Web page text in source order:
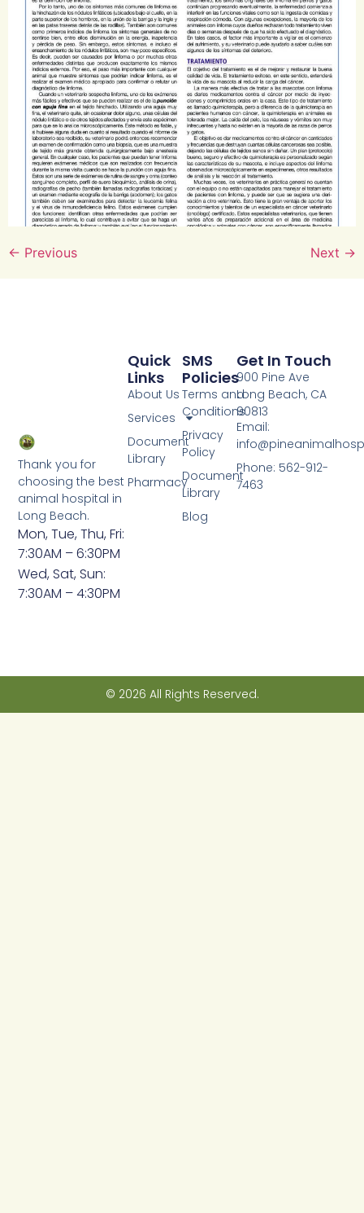
← Previous Next →
Thank you for
choosing the best
animal hospital in
Long Beach.
Mon, Tue, Thu, Fri:
7:30AM – 6:30PM
Wed, Sat, Sun:
7:30AM – 4:30PM
SMS
Policies
Terms and
Conditions
Privacy
Policy
Document
Library
Blog
Quick
Links
About Us
Services
Document
Library
Pharmacy
Get In Touch
900 Pine Ave
Long Beach, CA
90813
Email:
Phone: 562-912-
7463
© 2026 All Rights Reserved.